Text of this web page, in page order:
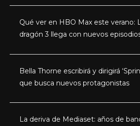
Qué ver en HBO Max este verano:
dragón 3 llega con nuevos
Bella Thorne escribirá y dirigirá
que busca nuevos protagonistas
La deriva de Mediaset: años de